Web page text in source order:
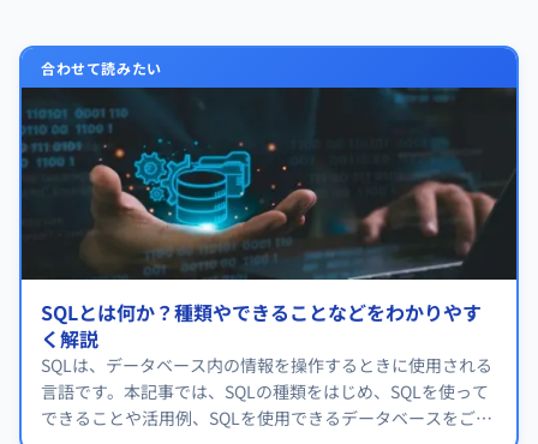
合わせて読みたい
SQLとは何か？種類やできることなどをわかりやす
く解説
SQLは、データベース内の情報を操作するときに使用される
言語です。本記事では、SQLの種類をはじめ、SQLを使って
できることや活用例、SQLを使用できるデータベースをご紹